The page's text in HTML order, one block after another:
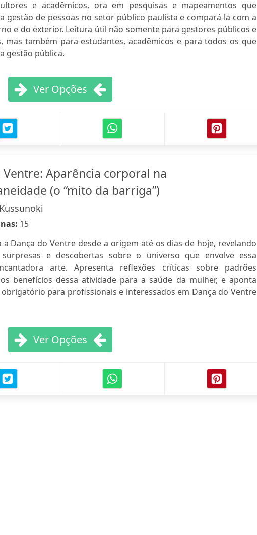
e acadêmicos, ora em pesquisas e mapeamentos que
gestão de pessoas no setor público paulista e compará-la com a
e do exterior. Leitura útil não somente para gestores públicos e
mas também para estudantes, acadêmicos e para todos os que
gestão pública.
Ver Opções
Ventre: Aparência corporal na
(o “mito da barriga”)
15
a Dança do Ventre desde a origem até os dias de hoje, revelando
e descobertas sobre o universo que envolve essa
arte. Apresenta reflexões críticas sobre padrões
benefícios dessa atividade para a saúde da mulher, e aponta
para profissionais e interessados em Dança do Ventre
Ver Opções